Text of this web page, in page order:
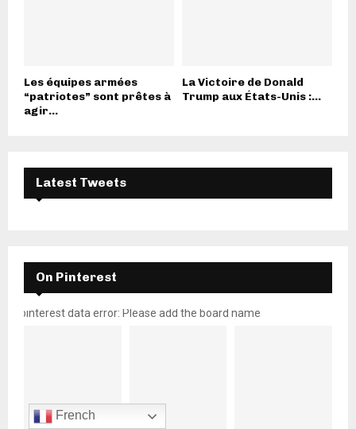
Les équipes armées
“patriotes” sont prêtes à
agir...
La Victoire de Donald
Trump aux États-Unis :...
Latest Tweets
On Pinterest
pinterest data error: Please add the board name
French